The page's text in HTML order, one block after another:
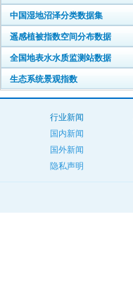
中国湿地沼泽分类数据集
遥感植被指数空间分布数据
全国地表水水质监测站数据
生态系统景观指数
行业新闻
国内新闻
国外新闻
隐私声明